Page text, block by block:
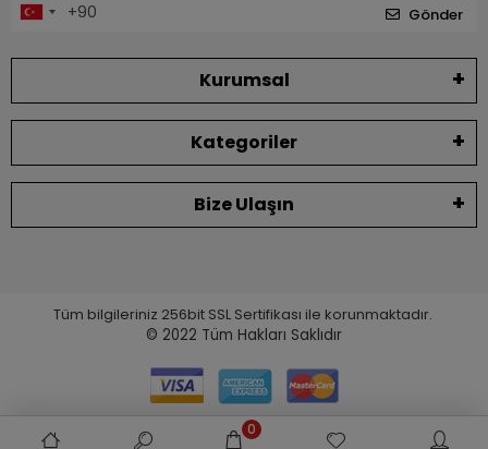
Gönder
Kurumsal
Kategoriler
Bize Ulaşın
Tüm bilgileriniz 256bit SSL Sertifikası ile korunmaktadır.
© 2022 Tüm Hakları Saklıdır
0